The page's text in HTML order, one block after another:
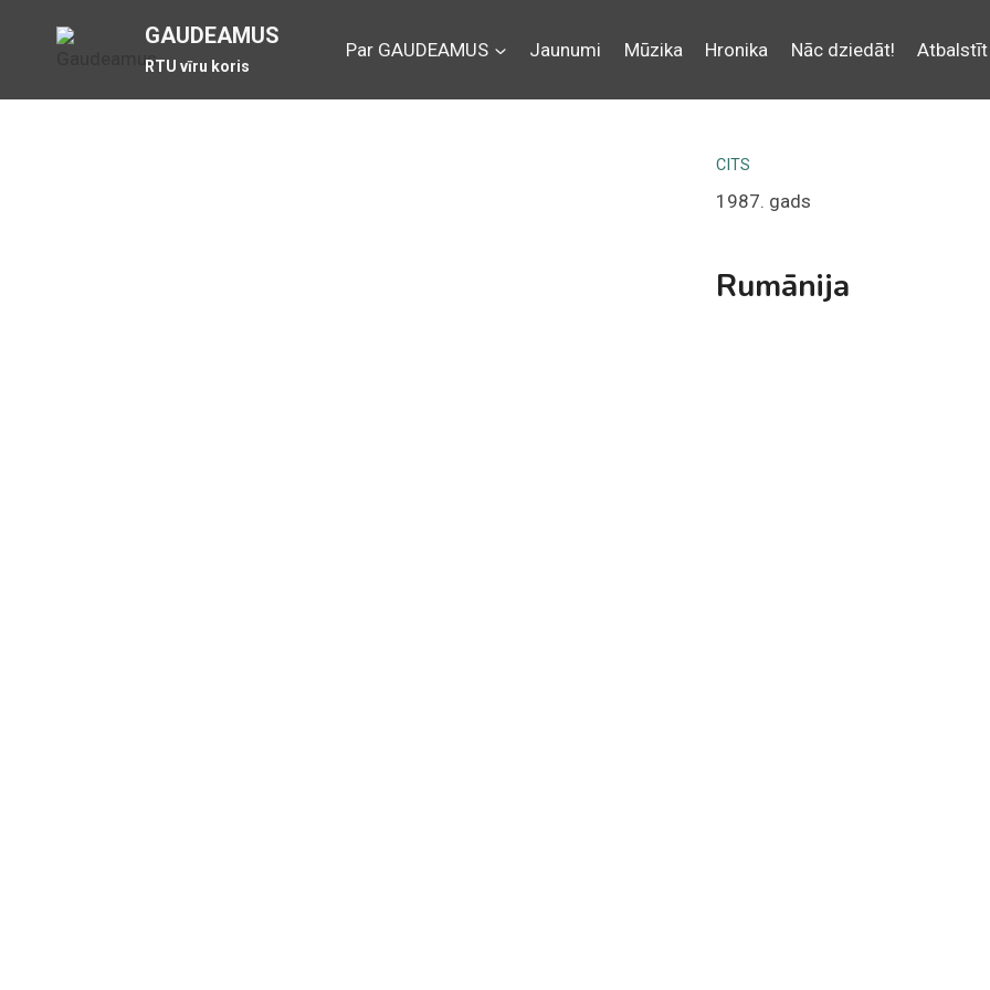
GAUDEAMUS
RTU vīru koris
Par GAUDEAMUS Jaunumi Mūzika Hronika Nāc dziedāt! Atbalstīt
CITS
1987. gads
Rumānija